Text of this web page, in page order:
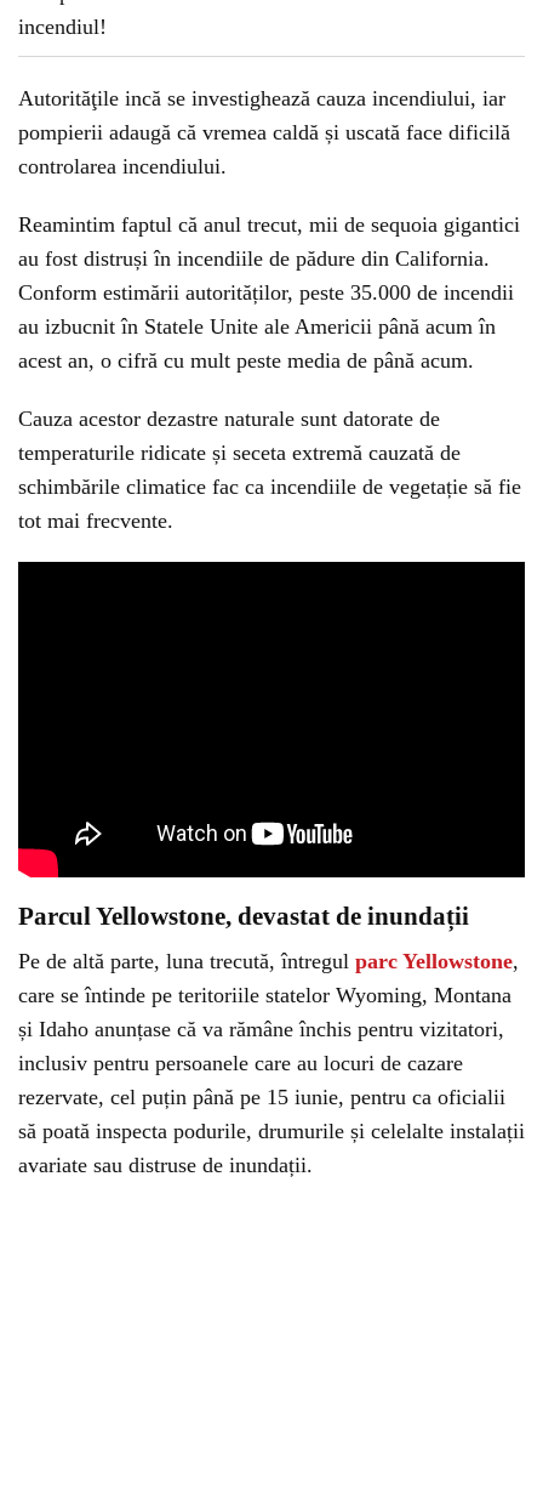
Autorităţile incă se investighează cauza incendiului, iar
pompierii adaugă că vremea caldă și uscată face dificilă
controlarea incendiului.
Reamintim faptul că anul trecut, mii de sequoia gigantici
au fost distruși în incendiile de pădure din California.
Conform estimării autorităților, peste 35.000 de incendii
au izbucnit în Statele Unite ale Americii până acum în
acest an, o cifră cu mult peste media de până acum.
Cauza acestor dezastre naturale sunt datorate de
temperaturile ridicate și seceta extremă cauzată de
schimbările climatice fac ca incendiile de vegetație să fie
tot mai frecvente.
Parcul Yellowstone, devastat de inundații
Pe de altă parte, luna trecută, întregul parc Yellowstone,
care se întinde pe teritoriile statelor Wyoming, Montana
și Idaho anunțase că va rămâne închis pentru vizitatori,
inclusiv pentru persoanele care au locuri de cazare
rezervate, cel puțin până pe 15 iunie, pentru ca oficialii
să poată inspecta podurile, drumurile și celelalte instalații
avariate sau distruse de inundații.